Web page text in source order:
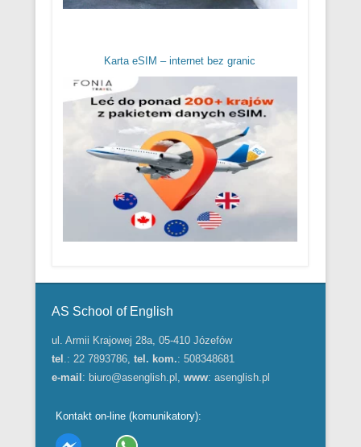
Karta eSIM – internet bez granic
AS School of English
ul. Armii Krajowej 28a, 05-410 Józefów
tel .: 22 7893786, tel. kom.: 508348681
e-mail : biuro@asenglish.pl , www: asenglish.pl
Kontakt on-line (komunikatory):